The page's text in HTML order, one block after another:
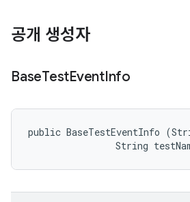
공개 생성자
BaseTestEventInfo
public BaseTestEventInfo
String